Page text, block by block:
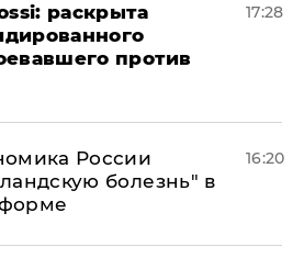
раскрыта
против
17:28
России
болезнь" в
16:20